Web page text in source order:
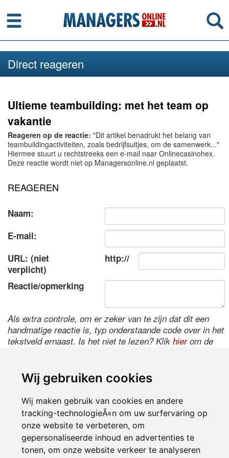
Wij gebruiken cookies
Wij maken gebruik van cookies en andere
tracking-technologieÃ«n om uw surfervaring op
onze website te verbeteren, om
gepersonaliseerde inhoud en advertenties te
tonen, om onze website verkeer te analyseren
Menu
Direct reageren
Ultieme teambuilding: met het team op
vakantie
Reageren op de reactie: "Dit artikel benadrukt het belang van
teambuildingactiviteiten, zoals bedrijfsuitjes, om de samenwerk..."
Hiermee stuurt u rechtstreeks een e-mail naar Onlinecasinohex.
Deze reactie wordt niet op Managersonline.nl geplaatst.
REAGEREN
Naam:
E-mail:
URL: (niet
verplicht)
http://
Reactie/opmerking
Als extra controle, om er zeker van te zijn dat dit een
handmatige reactie is, typ onderstaande code over in het
tekstveld ernaast. Is het niet te lezen? Klik hierom de